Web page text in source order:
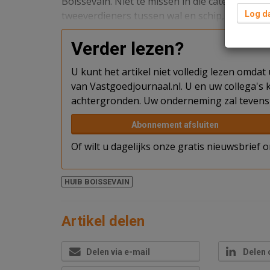
tweeverdieners tussen wal en schip, schrijft
Verder lezen?
U kunt het artikel niet volledig lezen
van Vastgoedjournaal.nl. U en uw
achtergronden. Uw onderneming zal
Abonnement afsluiten
Of wilt u dagelijks onze gratis nieuwsbrief
HUIB BOISSEVAIN
Artikel delen
Delen via e-mail Delen
Log